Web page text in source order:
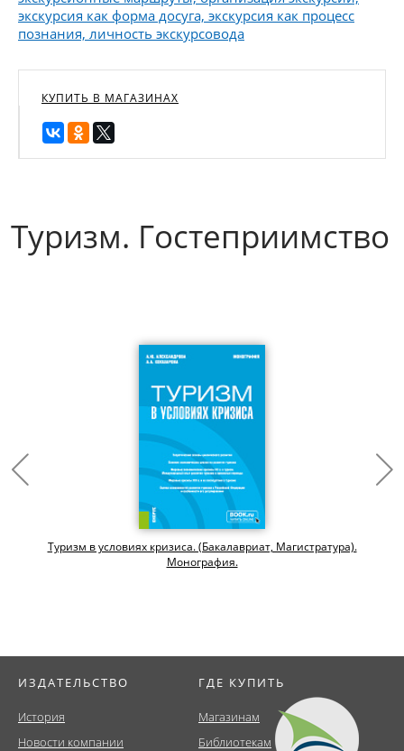
экскурсия как форма досуга, экскурсия как процесс
познания, личность экскурсовода
КУПИТЬ В МАГАЗИНАХ
Туризм. Гостеприимство
Туризм в условиях кризиса. (Бакалавриат, Магистратура).
Монография.
ИЗДАТЕЛЬСТВО
История
Новости компании
ГДЕ КУПИТЬ
Магазинам
Библиотекам